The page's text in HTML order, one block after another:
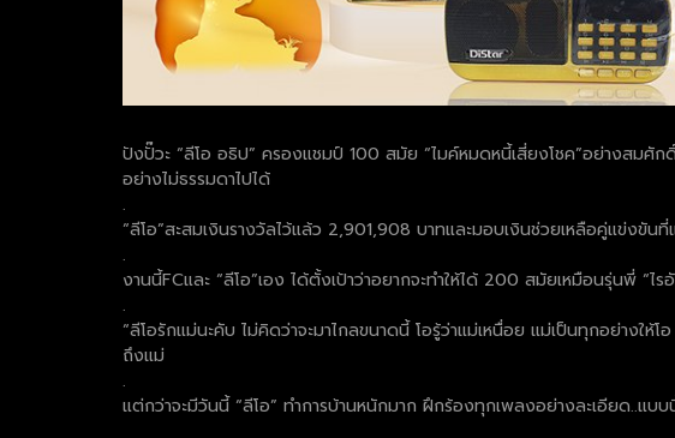
ปังปั๊วะ “ลีโอ อธิป” ครองแชมป์ 100 สมัย “ไมค์หมดหนี้เสี่ยงโชค”อย่างสมศั
อย่างไม่ธรรมดาไปได้
.
“ลีโอ”สะสมเงินรางวัลไว้แล้ว 2,901,908 บาทและมอบเงินช่วยเหลือคู่แข่งขั
.
งานนี้FCและ “ลีโอ”เอง ได้ตั้งเป้าว่าอยากจะทำให้ได้ 200 สมัยเหมือนรุ่นพี่ “ไ
.
“ลีโอรักแม่นะคับ ไม่คิดว่าจะมาไกลขนาดนี้ โอรู้ว่าแม่เหนื่อย แม่เป็นทุกอย่างใ
ถึงแม่
.
แต่กว่าจะมีวันนี้ “ลีโอ” ทำการบ้านหนักมาก ฝึกร้องทุกเพลงอย่างละเอียด..แบ